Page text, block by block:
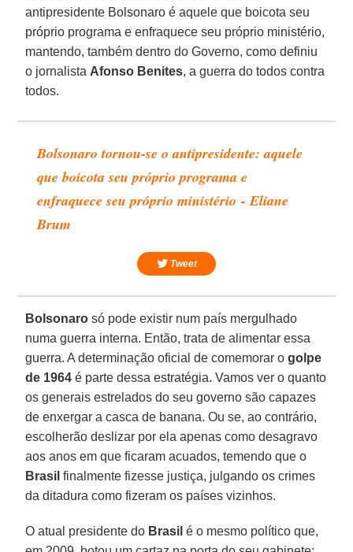
antipresidente Bolsonaro é aquele que boicota seu
próprio programa e enfraquece seu próprio ministério,
mantendo, também dentro do Governo, como definiu
o jornalista Afonso Benites, a guerra do todos contra
todos.
Bolsonaro tornou-se o antipresidente: aquele
que boicota seu próprio programa e
enfraquece seu próprio ministério - Eliane
Brum
Tweet
Bolsonaro só pode existir num país mergulhado
numa guerra interna. Então, trata de alimentar essa
guerra. A determinação oficial de comemorar ogolpe
de 1964 é parte dessa estratégia. Vamos ver o quanto
os generais estrelados do seu governo são capazes
de enxergar a casca de banana. Ou se, ao contrário,
escolherão deslizar por ela apenas como desagravo
aos anos em que ficaram acuados, temendo que o
Brasil finalmente fizesse justiça, julgando os crimes
da ditadura como fizeram os países vizinhos.
O atual presidente do Brasil é o mesmo político que,